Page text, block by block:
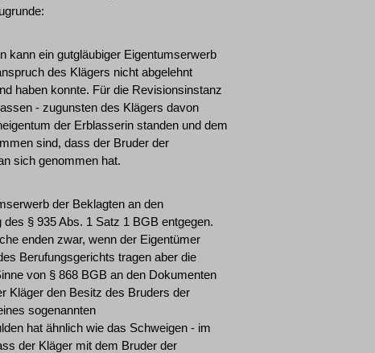
kann ein gutgläubiger Eigentumserwerb
des Klägers nicht abgelehnt
haben konnte. Für die Revisionsinstanz
- zugunsten des Klägers davon
der Erblasserin standen und dem
sind, dass der Bruder der
sich genommen hat.
der Beklagten an den
§ 935 Abs. 1 Satz 1 BGB entgegen.
enden zwar, wenn der Eigentümer
Berufungsgerichts tragen aber die
von § 868 BGB an den Dokumenten
Kläger den Besitz des Bruders der
sogenannten
hat ähnlich wie das Schweigen - im
der Kläger mit dem Bruder der